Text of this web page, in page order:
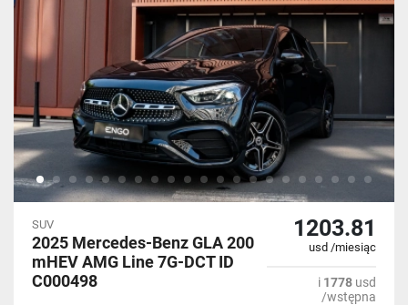
SUV
2025 Mercedes-Benz GLA 200
mHEV AMG Line 7G-DCT ID
C000498
1203.81
usd /miesiąc
i 1778 usd
/wstępna